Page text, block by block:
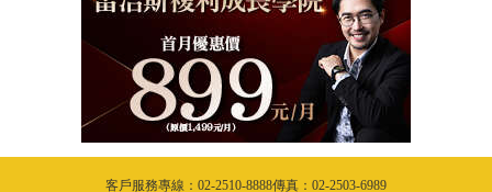
客戶服務專線：02-2510-8888傳真：02-2503-6989